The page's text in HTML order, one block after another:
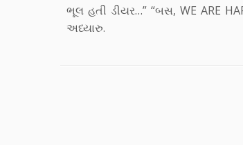
ભૂલ હતી ડીયર…” “બસ, WE ARE
અધ્યારુ.